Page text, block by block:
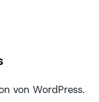
von WordPress.